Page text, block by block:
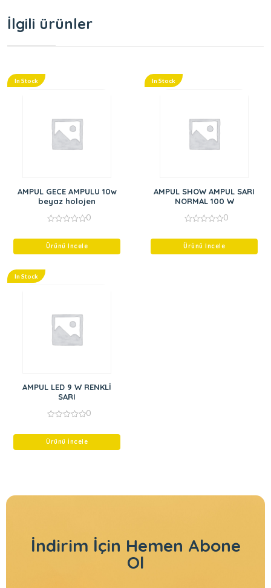
İlgili ürünler
In Stock
AMPUL GECE AMPULU 10w
beyaz holojen
of
0
Ürünü İncele
In Stock
AMPUL SHOW AMPUL SARI
NORMAL 100 W
of
0
Ürünü İncele
In Stock
AMPUL LED 9 W RENKLİ
SARI
of
0
Ürünü İncele
İndirim İçin Hemen Abone
Ol